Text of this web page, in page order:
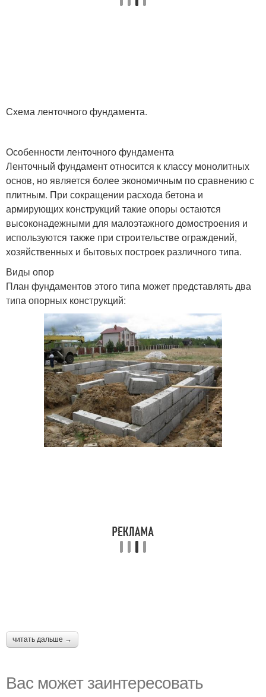
Схема ленточного фундамента.
Особенности ленточного фундамента
Ленточный фундамент относится к классу монолитных
основ, но является более экономичным по сравнению с
плитным. При сокращении расхода бетона и
армирующих конструкций такие опоры остаются
высоконадежными для малоэтажного домостроения и
используются также при строительстве ограждений,
хозяйственных и бытовых построек различного типа.
Виды опор
План фундаментов этого типа может представлять два
типа опорных конструкций:
читать дальше →
Вас может заинтересовать